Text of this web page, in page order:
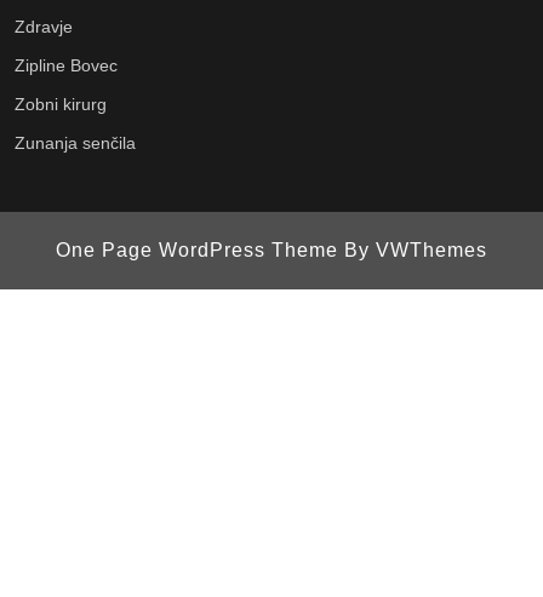
Zdravje
Zipline Bovec
Zobni kirurg
Zunanja senčila
One Page WordPress Theme By VWThemes